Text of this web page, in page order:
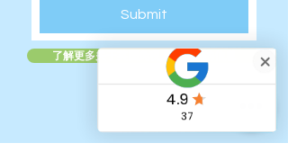
Submit
了解更多关于英国免税儿童账户的信息